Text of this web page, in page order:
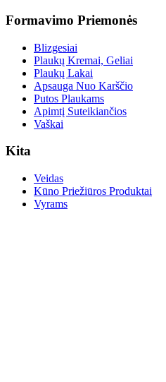
Formavimo Priemonės
Blizgesiai
Plaukų Kremai, Geliai
Plaukų Lakai
Apsauga Nuo Karščio
Putos Plaukams
Apimtį Suteikiančios
Vaškai
Kita
Veidas
Kūno Priežiūros Produktai
Vyrams